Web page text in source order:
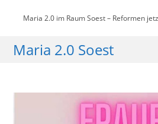
Maria 2.0 im Raum Soest – Reformen
Maria 2.0 Soest